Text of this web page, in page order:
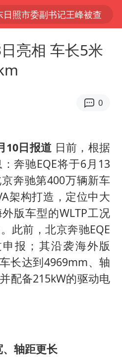
日照市委副书记王峰被查
“技能+”促就业创业新路
41岁女子为鼓励女儿考上985研究生
回1000亿美元关税
维持强台风级！白海豚直奔华东沿海
全体职工“应休尽休”的底气
日本籍女网红在韩直播时自杀身亡
之眼”摩天轮附近2人落水
儿科医生漏诊获刑：我认错但不能认罪
如何把百年大党建设得更加坚强有力
银行午休1.5小时 留个窗口行不行
余承东口误将24999元电脑报成2499
亮相 车长5米
0
10日报道 日前，根据
奔驰EQE将于6月13
奔驰第400万辆新车
架构打造，定位中大
版车型的WLTP工况
此前，北京奔驰EQE
报；其沿袭海外版
长达到4969mm、轴
配备215kW的驱动电
轴距更长